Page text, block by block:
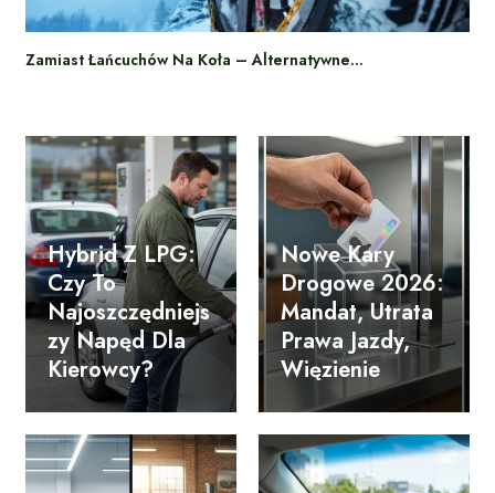
Zamiast Łańcuchów Na Koła – Alternatywne…
Hybrid Z LPG:
Czy To
Najoszczędniejs
Zy Napęd Dla
Kierowcy?
Nowe Kary
Drogowe 2026:
Mandat, Utrata
Prawa Jazdy,
Więzienie